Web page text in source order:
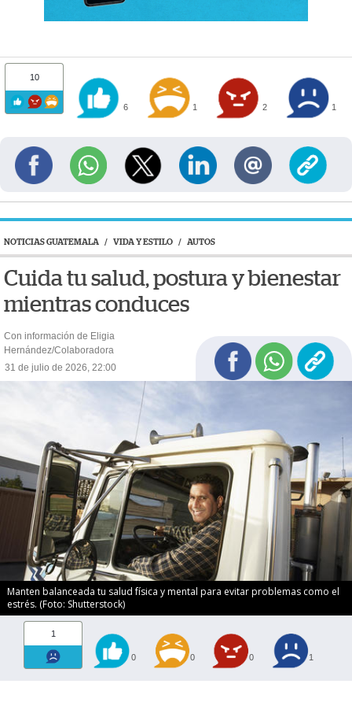
10
6 1 2 1
NOTICIAS GUATEMALA / VIDA Y ESTILO / AUTOS
Cuida tu salud, postura y bienestar
mientras conduces
Con información de Eligia
Hernández/Colaboradora
31 de julio de 2026, 22:00
Manten balanceada tu salud física y mental para evitar problemas como el
estrés. (Foto: Shutterstock)
1
0 0 0 1